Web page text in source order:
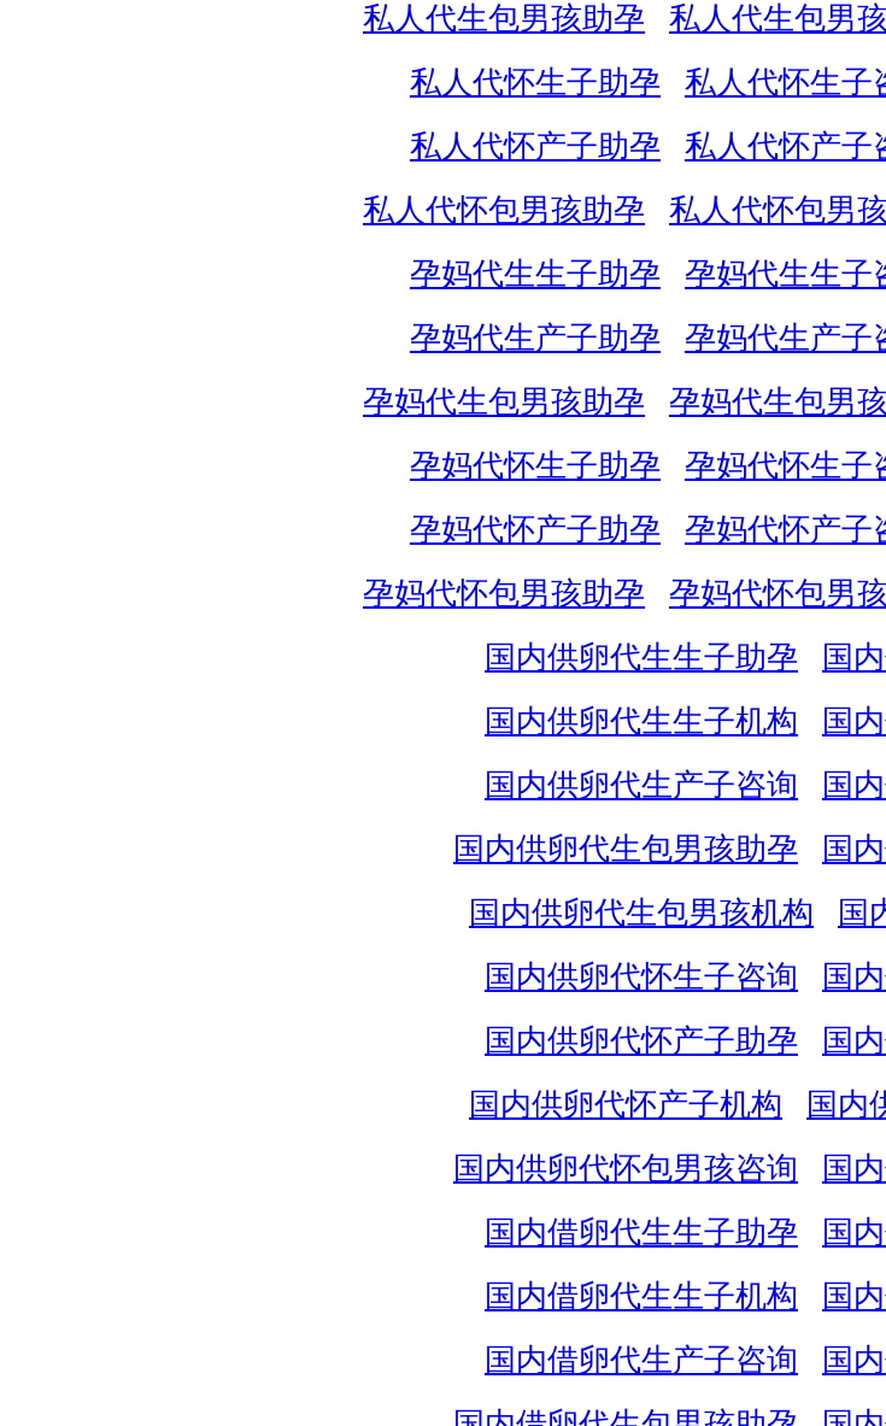
私人代生包男孩助孕
私人代生包男
私人代怀生子助孕
私人代怀生子
私人代怀产子助孕
私人代怀产子
私人代怀包男孩助孕
私人代怀包男
孕妈代生生子助孕
孕妈代生生子
孕妈代生产子助孕
孕妈代生产子
孕妈代生包男孩助孕
孕妈代生包男
孕妈代怀生子助孕
孕妈代怀生子
孕妈代怀产子助孕
孕妈代怀产子
孕妈代怀包男孩助孕
孕妈代怀包男
国内供卵代生生子助孕
国
国内供卵代生生子机构
国
国内供卵代生产子咨询
国
国内供卵代生包男孩助孕
国
国内供卵代生包男孩机构
国
国内供卵代怀生子咨询
国
国内供卵代怀产子助孕
国
国内供卵代怀产子机构
国内
国内供卵代怀包男孩咨询
国
国内借卵代生生子助孕
国
国内借卵代生生子机构
国
国内借卵代生产子咨询
国